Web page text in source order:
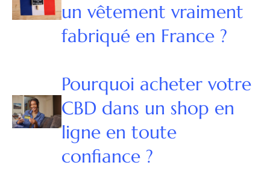
un vêtement vraiment
fabriqué en France ?
Pourquoi acheter votre
CBD dans un shop en
ligne en toute
confiance ?